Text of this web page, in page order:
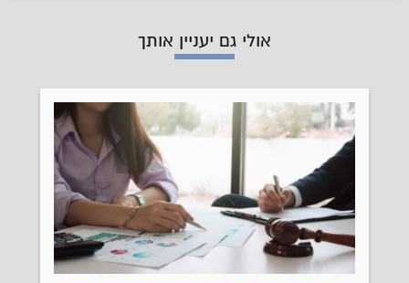
אולי גם יעניין אותך